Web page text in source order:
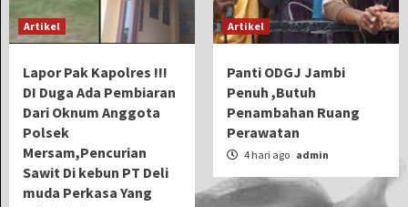
Artikel
Lapor Pak Kapolres !!!
DI Duga Ada Pembiaran
Dari Oknum Anggota
Polsek
Mersam,Pencurian
Sawit Di kebun PT Deli
muda Perkasa Yang
Artikel
Panti ODGJ Jambi
Penuh ,Butuh
Penambahan Ruang
Perawatan
4 hari ago admin